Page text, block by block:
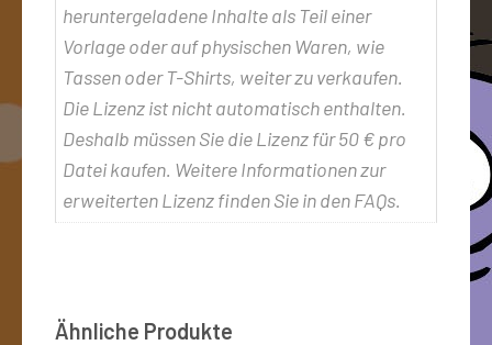
heruntergeladene Inhalte als Teil einer
Vorlage oder auf physischen Waren, wie
Tassen oder T-Shirts, weiter zu verkaufen.
Die Lizenz ist nicht automatisch enthalten.
Deshalb müssen Sie die Lizenz für 50 € pro
Datei kaufen. Weitere Informationen zur
erweiterten Lizenz finden Sie in den FAQs.
Ähnliche Produkte